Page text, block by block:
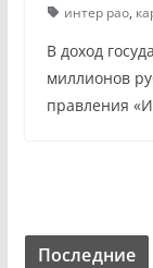
интер рао,
В доход
миллионов
правления
Последние